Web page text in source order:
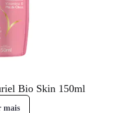
Bio Skin 150ml
mais